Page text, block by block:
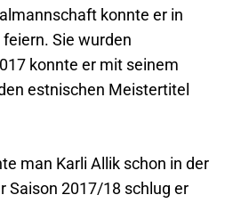
konnte er in
Sie wurden
konnte er mit seinem
estnischen Meistertitel
man Karli Allik schon in der
Saison 2017/18 schlug er